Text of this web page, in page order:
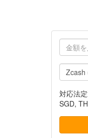
対応法
SGD,